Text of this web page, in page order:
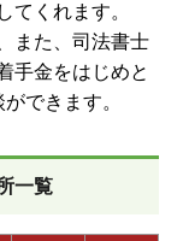
てくれます。
また、司法書士
手金をはじめと
できます。
一覧